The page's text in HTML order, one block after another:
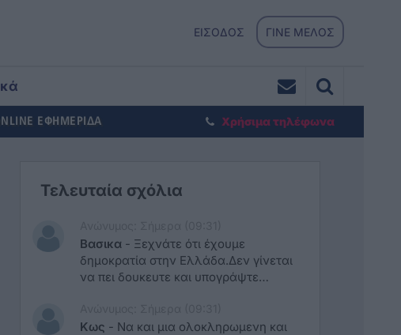
ΕΙΣΟΔΟΣ ΓΙΝΕ ΜΕΛΟΣ
ΕΦΗΜΕΡΙΔΑ Χρήσιμα τηλέφωνα
Τελευταία σχόλια
Βασικα - Ξεχνάτε ότι έχουμε
δημοκρατία στην Ελλάδα.Δεν γίνεται
να πει δουκευτε και υπογράψτε
καλοπιανετε λαϊκίζοντας.Δεν τους
Κως - Να και μια ολοκληρωμενη και